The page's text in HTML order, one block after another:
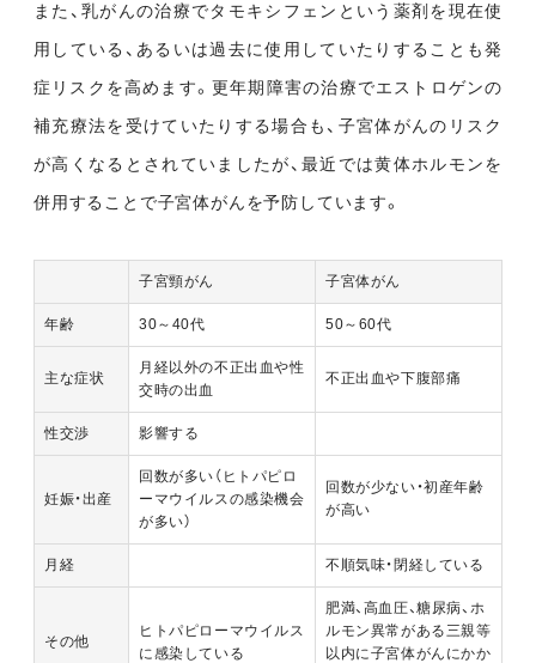
また、乳がんの治療でタモキシフェンという薬剤を現在使
用している、あるいは過去に使用していたりすることも発
症リスクを高めます。更年期障害の治療でエストロゲンの
補充療法を受けていたりする場合も、子宮体がんのリスク
が高くなるとされていましたが、最近では黄体ホルモンを
併用することで子宮体がんを予防しています。
子宮頸がん 子宮体がん
年齢 30～40代 50～60代
主な症状
月経以外の不正出血や性
交時の出血
不正出血や下腹部痛
性交渉 影響する
妊娠・出産
回数が多い（ヒトパピロ
ーマウイルスの感染機会
が多い）
回数が少ない・初産年齢
が高い
月経 不順気味・閉経している
その他
ヒトパピローマウイルス
に感染している
肥満、高血圧、糖尿病、ホ
ルモン異常がある三親等
以内に子宮体がんにかか